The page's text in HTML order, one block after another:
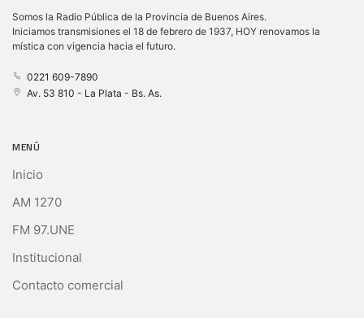
Somos la Radio Pública de la Provincia de Buenos Aires.
Iniciamos transmisiones el 18 de febrero de 1937, HOY renovamos la
mística con vigencia hacia el futuro.
0221 609-7890
Av. 53 810 - La Plata - Bs. As.
MENÚ
Inicio
AM 1270
FM 97.UNE
Institucional
Contacto comercial